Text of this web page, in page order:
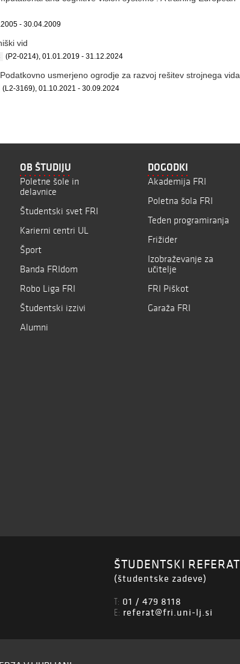
- 30.04.2009
vid
(P2-0214), 01.01.2019 - 31.12.2024
usmerjeno ogrodje za razvoj rešitev strojnega vida
(L2-3169), 01.10.2021 - 30.09.2024
OB ŠTUDIJU
Poletne šole in
delavnice
Študentski svet FRI
Karierni centri UL
Šport
Banda FRIdom
Robo Liga FRI
Študentski izzivi
Alumni
DOGODKI
Akademija FRI
Poletna šola FRI
Teden programiranja
Frižider
Izobraževanje za
učitelje
FRI Piškot
Garaža FRI
ŠTUDENTSKI REFERAT
(študentske zadeve)
T: 01 / 479 8118
E: referat@fri.uni-lj.si